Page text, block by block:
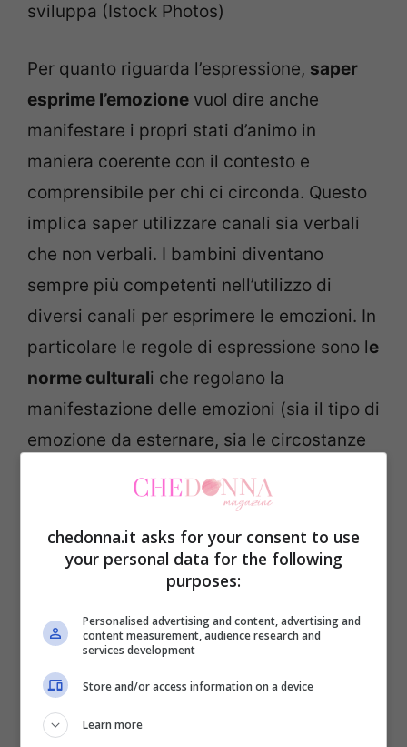
sviluppa (Istock Photos)
Per quanto riguarda l’espressione, saper
esprime l’emozione vuol dire anche
manifestare i propri stati d’animo in
maniera coerente con il contesto e
comprensibile per chi ci circonda. Questo
implica saper utilizzare canali sia verbali
che non verbali. I bambini diventano
sempre più competenti nell’utilizzo di
diversi canali per esprimere le emozioni. In
particolare le regole di espressione sono le
norme culturali che regolano la
manifestazione delle emozioni (sia il tipo di
emozione da esternare, sia le circostanze
Prima fase evolutiva (0-2 mesi).
Il
bambino in questa prima fase ha delle
risposte riflesse regolate da processi
biologici. Sorriso endogeno, interesse e
attenzione precoce coatta, trasalimenti,
sconforto. Pianto reattivo “empatico”.
Seconda fase evolutiva (2-12 mesi circa)
chedonna.it asks for your consent to use
your personal data for the following
purposes:
Personalised advertising and content, advertising and
content measurement, audience research and
services development
Store and/or access information on a device
Learn more